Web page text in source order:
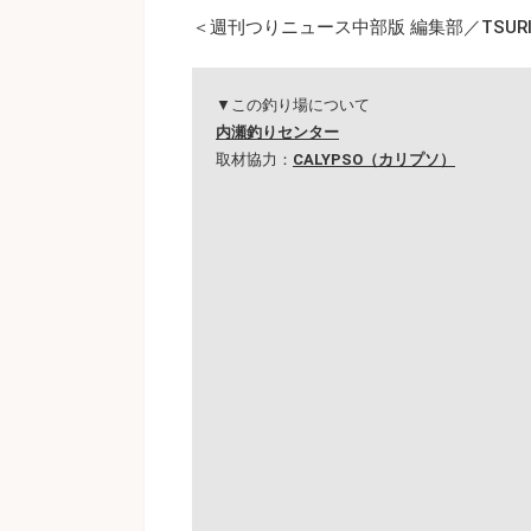
＜週刊つりニュース中部版 編集部／
▼この釣り場について
内瀬釣りセンター
取材協力： CALYPSO（カリプソ）